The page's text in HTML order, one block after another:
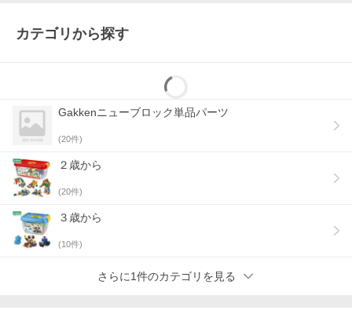
カテゴリから探す
Gakkenニューブロック単品パーツ
(20件)
２歳から
(20件)
３歳から
(10件)
さらに1件のカテゴリを見る